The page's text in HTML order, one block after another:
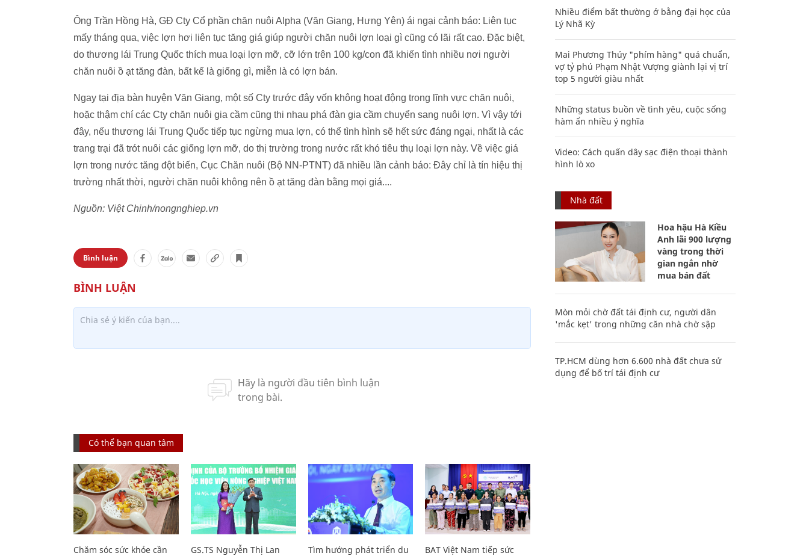
Ông Trần Hồng Hà, GĐ Cty Cổ phần chăn nuôi Alpha (Văn Giang, Hưng Yên) ái ngại cảnh báo: Liên tục
mấy tháng qua, việc lợn hơi liên tục tăng giá giúp người chăn nuôi lợn loại gì cũng có lãi rất cao. Đặc biệt,
do thương lái Trung Quốc thích mua loại lợn mỡ, cỡ lớn trên 100 kg/con đã khiến tình nhiều nơi người
chăn nuôi ồ ạt tăng đàn, bất kể là giống gì, miễn là có lợn bán.
Ngay tại địa bàn huyện Văn Giang, một số Cty trước đây vốn không hoạt động trong lĩnh vực chăn nuôi,
hoặc thậm chí các Cty chăn nuôi gia cầm cũng thi nhau phá đàn gia cầm chuyển sang nuôi lợn. Vì vậy tới
đây, nếu thương lái Trung Quốc tiếp tục ngừng mua lợn, có thể tình hình sẽ hết sức đáng ngại, nhất là các
trang trại đã trót nuôi các giống lợn mỡ, do thị trường trong nước rất khó tiêu thụ loại lợn này. Về việc giá
lợn trong nước tăng đột biến, Cục Chăn nuôi (Bộ NN-PTNT) đã nhiều lần cảnh báo: Đây chỉ là tín hiệu thị
trường nhất thời, người chăn nuôi không nên ồ ạt tăng đàn bằng mọi giá....
Nguồn: Việt Chinh/nongnghiep.vn
Bình luận
Có thể bạn quan tâm
Chăm sóc sức khỏe cần
GS.TS Nguyễn Thị Lan
Tìm hướng phát triển du
BAT Việt Nam tiếp sức
Nhiều điểm bất thường ở bằng đại học của
Lý Nhã Kỳ
Mai Phương Thúy "phím hàng" quá chuẩn,
vợ tỷ phú Phạm Nhật Vượng giành lại vị trí
top 5 người giàu nhất
Những status buồn về tình yêu, cuộc sống
hàm ẩn nhiều ý nghĩa
Video: Cách quấn dây sạc điện thoại thành
hình lò xo
Nhà đất
Hoa hậu Hà Kiều
Anh lãi 900 lượng
vàng trong thời
gian ngắn nhờ
mua bán đất
Mòn mỏi chờ đất tái định cư, người dân
'mắc kẹt' trong những căn nhà chờ sập
TP.HCM dùng hơn 6.600 nhà đất chưa sử
dụng để bố trí tái định cư